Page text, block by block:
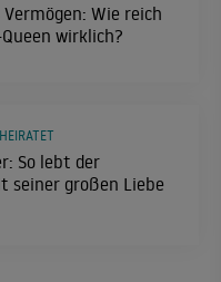
Vermögen: Wie reich
wirklich?
So lebt der
seiner großen Liebe